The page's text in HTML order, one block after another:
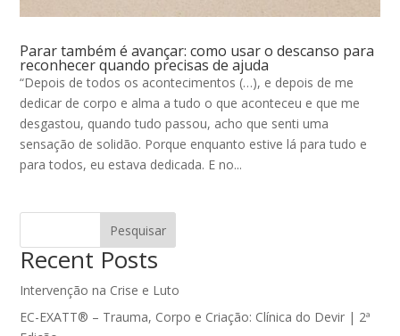
Parar também é avançar: como usar o descanso para
reconhecer quando precisas de ajuda
“Depois de todos os acontecimentos (…), e depois de me
dedicar de corpo e alma a tudo o que aconteceu e que me
desgastou, quando tudo passou, acho que senti uma
sensação de solidão. Porque enquanto estive lá para tudo e
para todos, eu estava dedicada. E no...
Pesquisar
Recent Posts
Intervenção na Crise e Luto
EC-EXATT® – Trauma, Corpo e Criação: Clínica do Devir | 2ª